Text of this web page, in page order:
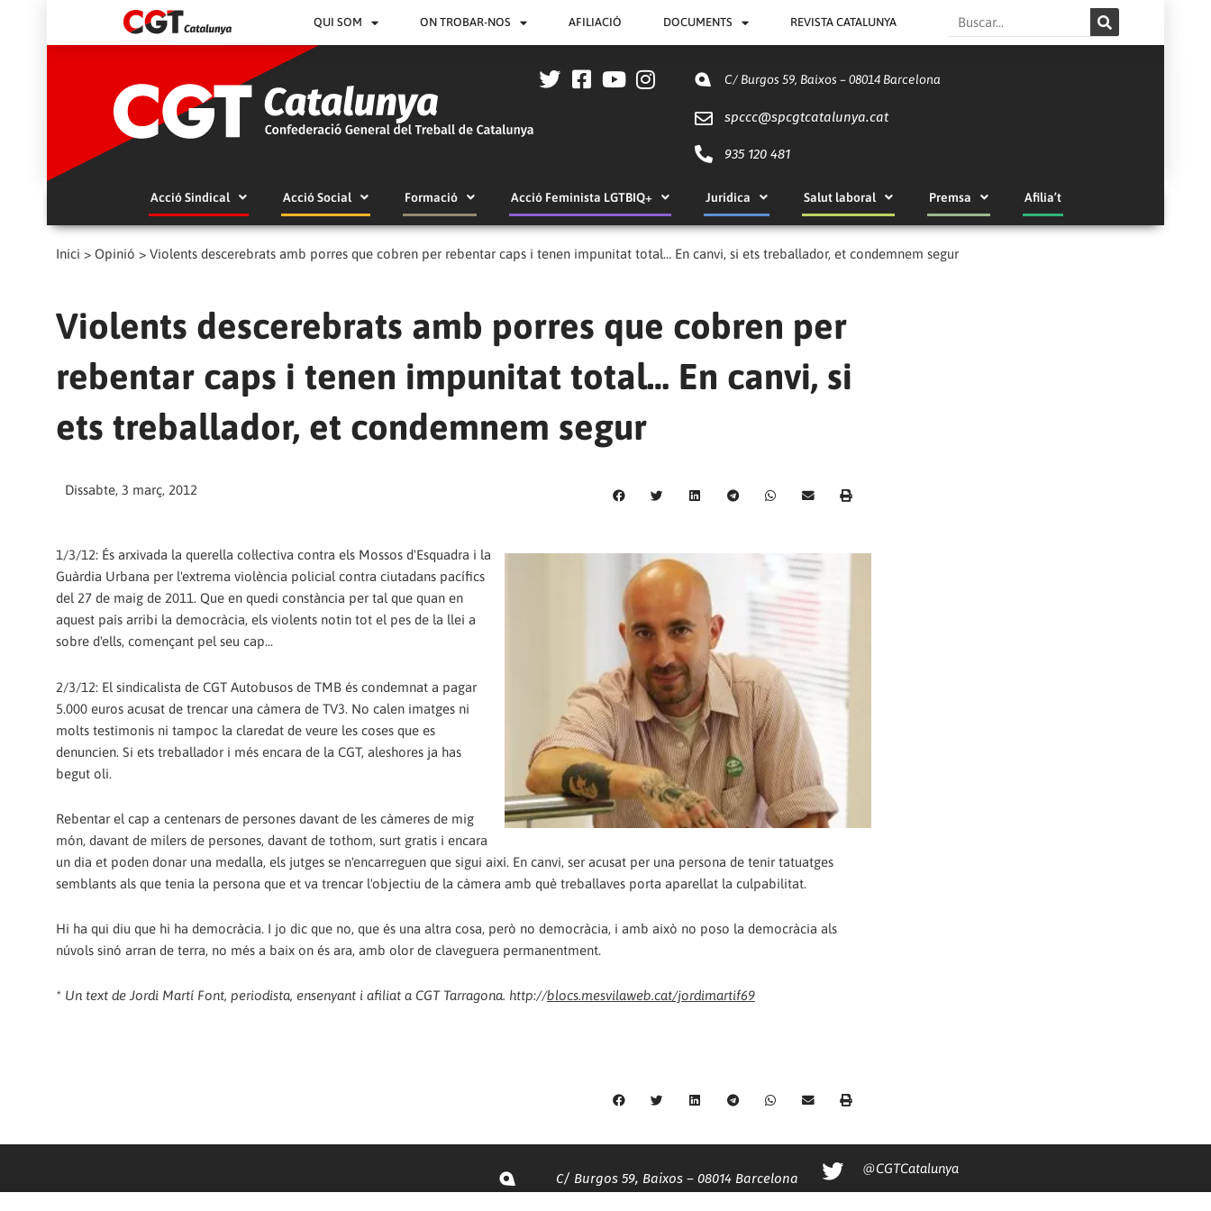
QUI SOM ON TROBAR-NOS AFILIACIÓ DOCUMENTS REVISTA CATALUNYA Search
C/ Burgos 59, Baixos – 08014 Barcelona
spccc@spcgtcatalunya.cat
935 120 481
Acció Sindical Acció Social Formació Acció Feminista LGTBIQ+ Jurídica Salut laboral Premsa Afilia’t
Inici > Opinió > Violents descerebrats amb porres que cobren per rebentar caps i tenen impunitat total… En canvi, si ets treballador, et condemnem segur
Violents descerebrats amb porres que cobren per
rebentar caps i tenen impunitat total… En canvi, si
ets treballador, et condemnem segur
Dissabte, 3 març, 2012
1/3/12: És arxivada la querella col·lectiva contra els Mossos d'Esquadra i la
Guàrdia Urbana per l'extrema violència policial contra ciutadans pacífics
del 27 de maig de 2011. Que en quedi constància per tal que quan en
aquest país arribi la democràcia, els violents notin tot el pes de la llei a
sobre d'ells, començant pel seu cap...
2/3/12: El sindicalista de CGT Autobusos de TMB és condemnat a pagar
5.000 euros acusat de trencar una càmera de TV3. No calen imatges ni
molts testimonis ni tampoc la claredat de veure les coses que es
denuncien. Si ets treballador i més encara de la CGT, aleshores ja has
begut oli.
Rebentar el cap a centenars de persones davant de les càmeres de mig
món, davant de milers de persones, davant de tothom, surt gratis i encara
un dia et poden donar una medalla, els jutges se n'encarreguen que sigui així. En canvi, ser acusat per una persona de tenir tatuatges
semblants als que tenia la persona que et va trencar l'objectiu de la càmera amb què treballaves porta aparellat la culpabilitat.
Hi ha qui diu que hi ha democràcia. I jo dic que no, que és una altra cosa, però no democràcia, i amb això no poso la democràcia als
núvols sinó arran de terra, no més a baix on és ara, amb olor de claveguera permanentment.
* Un text de Jordi Martí Font, periodista, ensenyant i afiliat a CGT Tarragona. http://blocs.mesvilaweb.cat/jordimartif69
C/ Burgos 59, Baixos – 08014 Barcelona
@CGTCatalunya